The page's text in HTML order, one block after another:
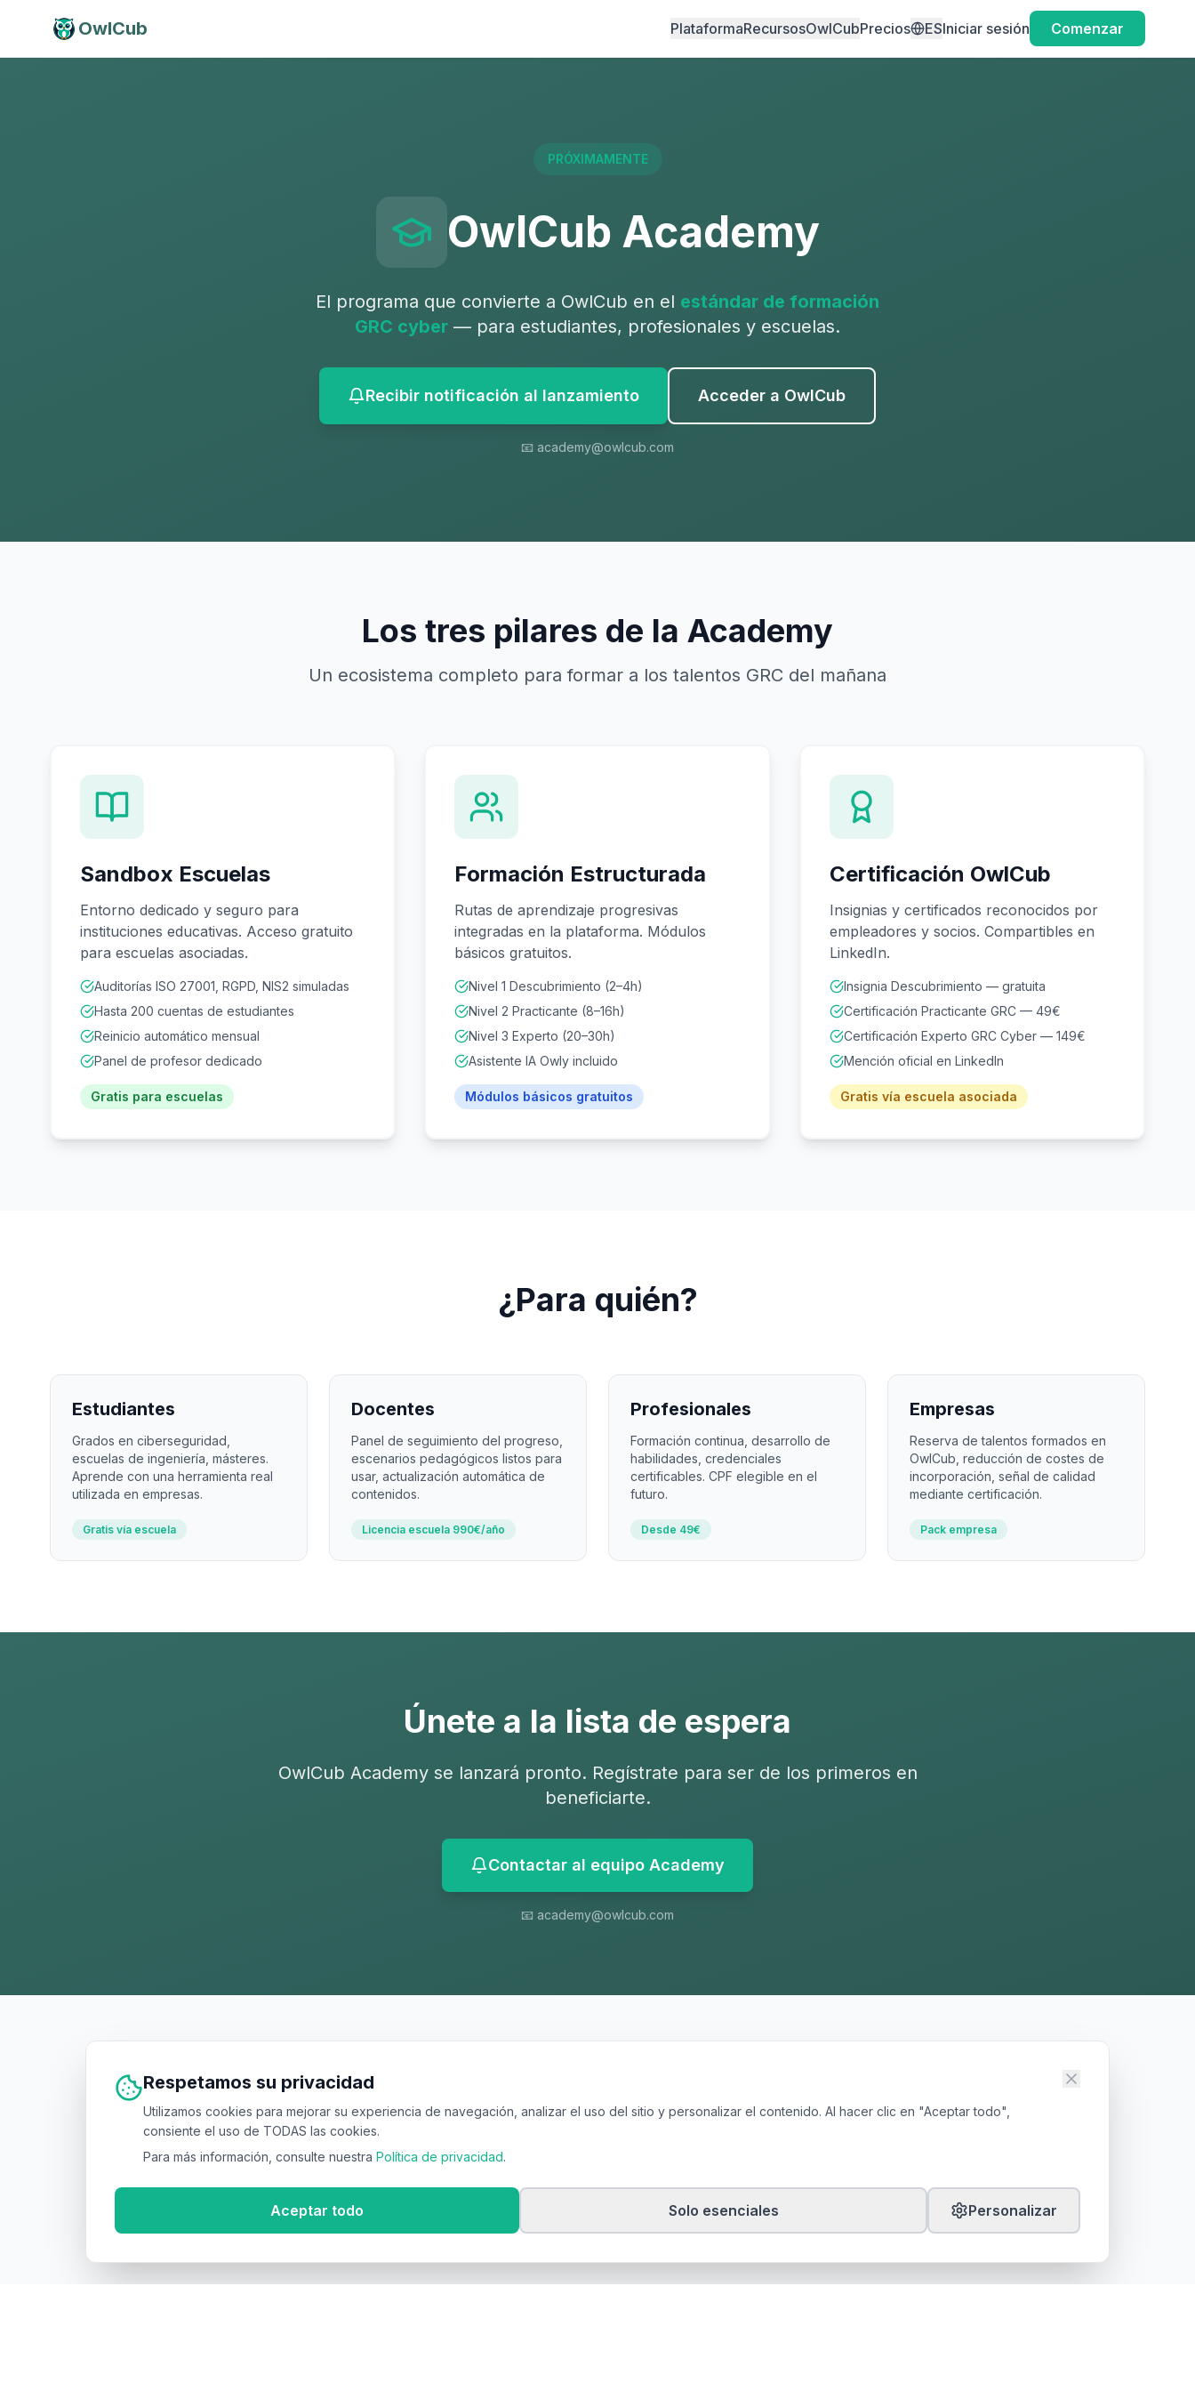
OwlCub PlataformaRecursosOwlCubPrecios ESIniciar sesión Comenzar
PRÓXIMAMENTE
OwlCub Academy
El programa que convierte a OwlCub en el estándar de formación
GRC cyber — para estudiantes, profesionales y escuelas.
Recibir notificación al lanzamiento Acceder a OwlCub
📧 academy@owlcub.com
Los tres pilares de la Academy
Un ecosistema completo para formar a los talentos GRC del mañana
Sandbox Escuelas
Entorno dedicado y seguro para
instituciones educativas. Acceso gratuito
para escuelas asociadas.
Auditorías ISO 27001, RGPD, NIS2 simuladas
Hasta 200 cuentas de estudiantes
Reinicio automático mensual
Panel de profesor dedicado
Gratis para escuelas
Formación Estructurada
Rutas de aprendizaje progresivas
integradas en la plataforma. Módulos
básicos gratuitos.
Nivel 1 Descubrimiento (2–4h)
Nivel 2 Practicante (8–16h)
Nivel 3 Experto (20–30h)
Asistente IA Owly incluido
Módulos básicos gratuitos
Certificación OwlCub
Insignias y certificados reconocidos por
empleadores y socios. Compartibles en
LinkedIn.
Insignia Descubrimiento — gratuita
Certificación Practicante GRC — 49€
Certificación Experto GRC Cyber — 149€
Mención oficial en LinkedIn
Gratis vía escuela asociada
¿Para quién?
Estudiantes
Grados en ciberseguridad,
escuelas de ingeniería, másteres.
Aprende con una herramienta real
utilizada en empresas.
Gratis vía escuela
Docentes
Panel de seguimiento del progreso,
escenarios pedagógicos listos para
usar, actualización automática de
contenidos.
Licencia escuela 990€/año
Profesionales
Formación continua, desarrollo de
habilidades, credenciales
certificables. CPF elegible en el
futuro.
Desde 49€
Empresas
Reserva de talentos formados en
OwlCub, reducción de costes de
incorporación, señal de calidad
mediante certificación.
Pack empresa
Únete a la lista de espera
OwlCub Academy se lanzará pronto. Regístrate para ser de los primeros en
beneficiarte.
Contactar al equipo Academy
📧 academy@owlcub.com
Respetamos su privacidad
Utilizamos cookies para mejorar su experiencia de navegación, analizar el uso del sitio y personalizar el contenido. Al hacer clic en "Aceptar todo",
consiente el uso de TODAS las cookies.
Para más información, consulte nuestra Política de privacidad.
Aceptar todo Solo esenciales Personalizar